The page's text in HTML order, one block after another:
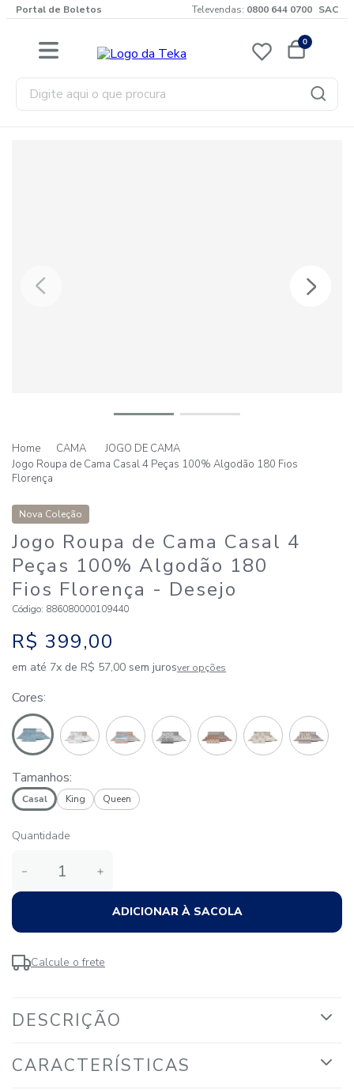
Portal de Boletos Televendas: 0800 644 0700 SAC
0
Digite aqui o que procura
CAMA
JOGO DE CAMA
Jogo Roupa de Cama Casal 4 Peças 100% Algodão 180 Fios
Florença
Nova Coleção
Jogo Roupa de Cama Casal 4
Peças 100% Algodão 180
Fios Florença - Desejo
Código: 886080000109440
R$ 399,00
em até 7x de R$ 57,00 sem jurosver opções
Cores
Tamanhos:
Casal King Queen
Quantidade
＋
－
ADICIONAR À SACOLA
Calcule o frete
DESCRIÇÃO
CARACTERÍSTICAS